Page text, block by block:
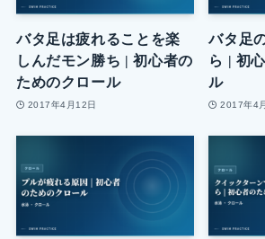
バタ足は疲れることを楽
しんだモン勝ち | 初心者の
ためのクロール
2017年4月12日
バタ足
ら | 初
ル
2017年4